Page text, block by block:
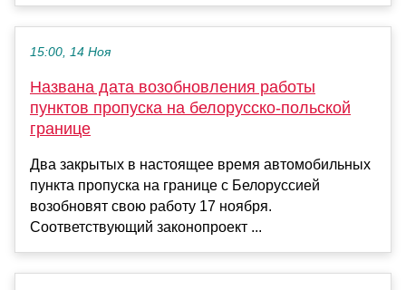
15:00, 14 Ноя
Названа дата возобновления работы
пунктов пропуска на белорусско-польской
границе
Два закрытых в настоящее время автомобильных
пункта пропуска на границе с Белоруссией
возобновят свою работу 17 ноября.
Соответствующий законопроект ...